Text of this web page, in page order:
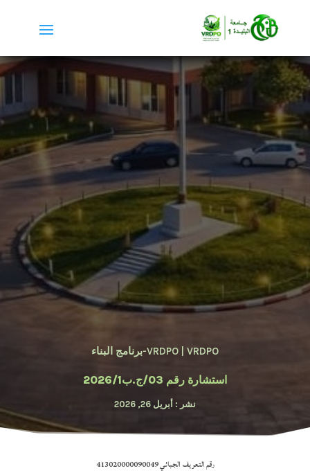
VRDPO VRDPO-برنامج البناء
استشارة رقم 03/ج.ب2026/1
نشر : أبريل 26, 2026
رقم التعريف الجبائي 413020000090049